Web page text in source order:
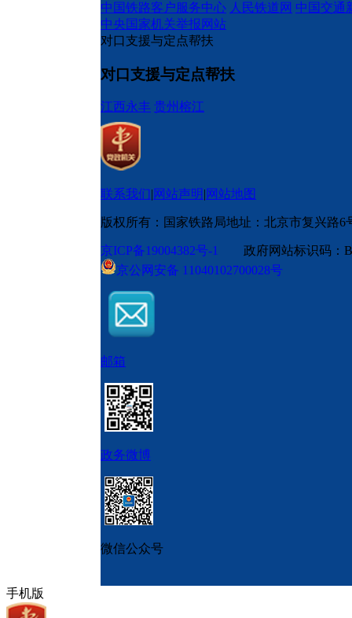
中国铁路客户服务中心 人民铁道网 中国交通
中央国家机关举报网站
对口支援与定点帮扶
对口支援与定点帮扶
江西永丰 贵州榕江
联系我们 网站声明 网站地图
版权所有：国家铁路局地址：北京市复兴路6
京ICP备19004382号-1 政府网站标识码
京公网安备 11040102700028号
邮箱
政务微博
微信公众号
手机版